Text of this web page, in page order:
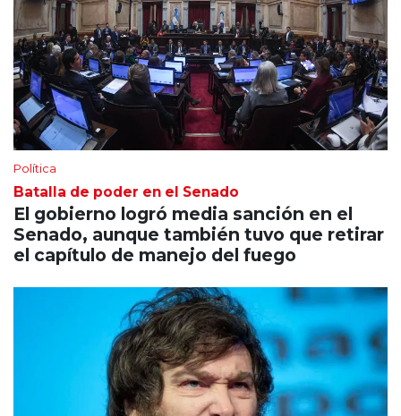
Política
Batalla de poder en el Senado
El gobierno logró media sanción en el
Senado, aunque también tuvo que retirar
el capítulo de manejo del fuego